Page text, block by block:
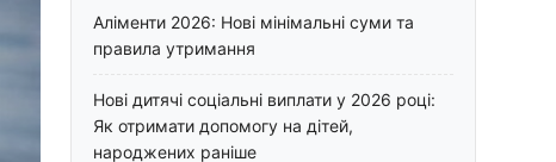
Аліменти 2026: Нові мінімальні суми та
правила утримання
Нові дитячі соціальні виплати у 2026 році:
Як отримати допомогу на дітей,
народжених раніше